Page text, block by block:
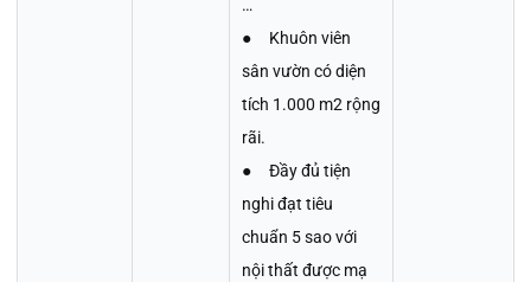
…
● Khuôn viên
sân vườn có diện
tích 1.000 m2 rộng
rãi.
● Đầy đủ tiện
nghi đạt tiêu
chuẩn 5 sao với
nội thất được mạ